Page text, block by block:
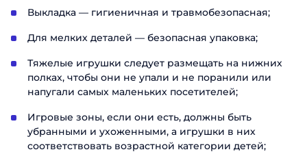
Выкладка — гигиеничная и травмобезопасная;
Для мелких деталей — безопасная упаковка;
Тяжелые игрушки следует размещать на нижних
полках, чтобы они не упали и не поранили или
напугали самых маленьких посетителей;
Игровые зоны, если они есть, должны быть
убранными и ухоженными, а игрушки в них
соответствовать возрастной категории детей;